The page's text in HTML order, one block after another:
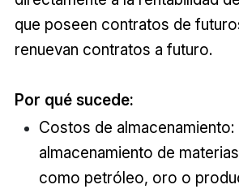
que poseen contratos de
renuevan contratos a futuro.
Por qué sucede:
Costos de almacenamiento:
almacenamiento de
como petróleo, oro o